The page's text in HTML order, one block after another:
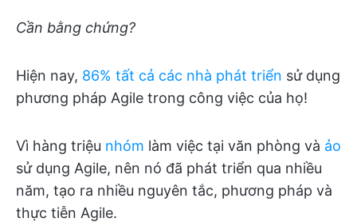
Cần bằng chứng?
Hiện nay, 86% tất cả các nhà phát triển sử dụng
phương pháp Agile trong công việc của họ!
Vì hàng triệu nhóm làm việc tại văn phòng và ảo
sử dụng Agile, nên nó đã phát triển qua nhiều
năm, tạo ra nhiều nguyên tắc, phương pháp và
thực tiễn Agile.